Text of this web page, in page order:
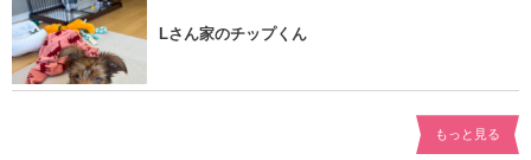
Lさん家のチップくん
もっと見る